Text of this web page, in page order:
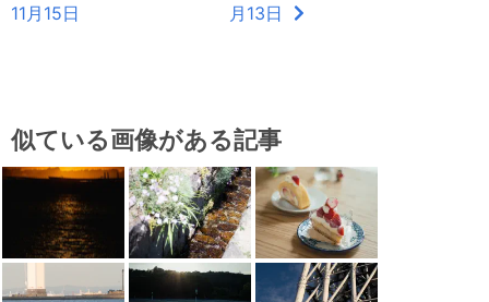
11月15日
月13日
似ている画像がある記事